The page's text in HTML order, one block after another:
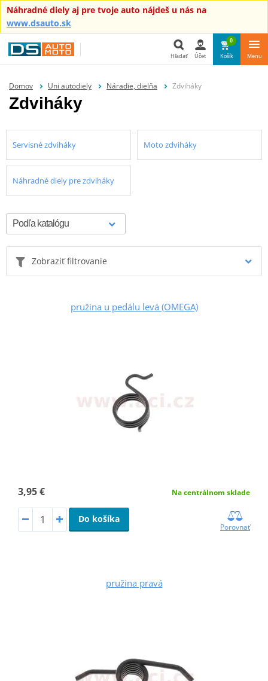
Náhradné diely aj pre tvoje auto nájdeš u nás na
www.dsauto.sk
Hľadať Účet
0
Košík Menu
Domov Uni autodiely Náradie, dielňa Zdviháky
Zdviháky
Servisné zdviháky Moto zdviháky
Náhradné diely pre zdviháky
Zobraziť filtrovanie
pružina u pedálu levá (OMEGA)
3,95 € Na centrálnom sklade
Do košíka
Porovnať
pružina pravá